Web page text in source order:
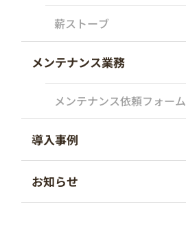
薪ストーブ
メンテナンス業務
メンテナンス依頼フォーム
導入事例
お知らせ